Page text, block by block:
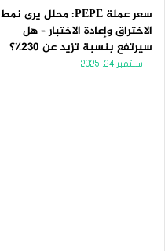
سعر عملة PEPE: محلل يرى نمط
الاختراق وإعادة الاختبار – هل
سيرتفع بنسبة تزيد عن 230٪؟
سبتمبر 24, 2025